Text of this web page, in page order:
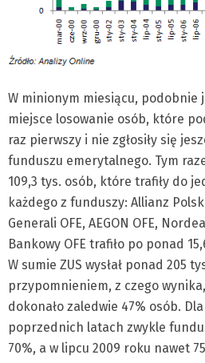
W minionym miesiącu, podobnie
miejsce losowanie osób, które
raz pierwszy i nie zgłosiły się
funduszu emerytalnego. Tym
109,3 tys. osób, które trafiły do
każdego z funduszy: Allianz
Generali OFE, AEGON OFE,
Bankowy OFE trafiło po ponad
W sumie ZUS wysłał ponad 205
przypomnieniem, z czego
dokonało zaledwie 47% osób.
poprzednich latach zwykle
70%, a w lipcu 2009 roku nawet